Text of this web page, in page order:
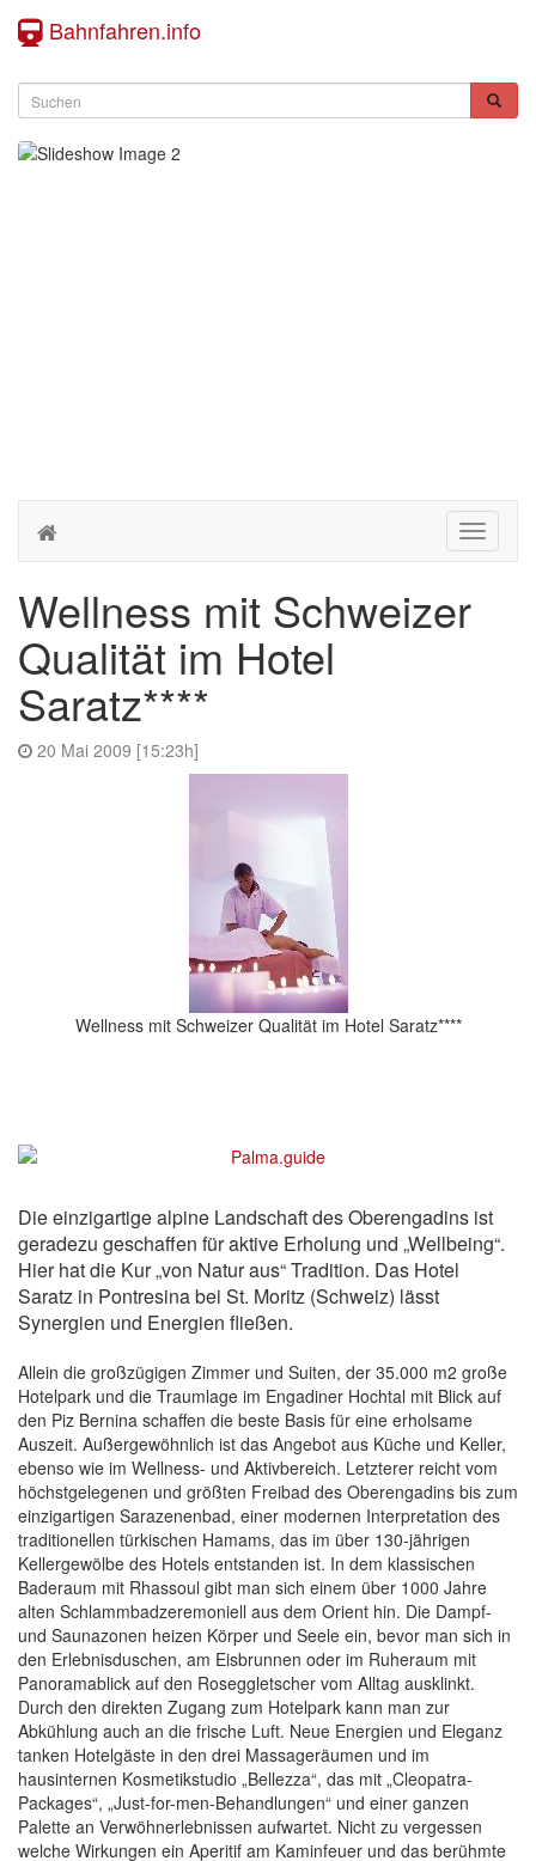
Bahnfahren.info
Toggle
Wellness mit Schweizer
Qualität im Hotel
Saratz****
20 Mai 2009 [15:23h]
Wellness mit Schweizer Qualität im Hotel Saratz****
Die einzigartige alpine Landschaft des Oberengadins ist
geradezu geschaffen für aktive Erholung und „Wellbeing“.
Hier hat die Kur „von Natur aus“ Tradition. Das Hotel
Saratz in Pontresina bei St. Moritz (Schweiz) lässt
Synergien und Energien fließen.
Allein die großzügigen Zimmer und Suiten, der 35.000 m2 große
Hotelpark und die Traumlage im Engadiner Hochtal mit Blick auf
den Piz Bernina schaffen die beste Basis für eine erholsame
Auszeit. Außergewöhnlich ist das Angebot aus Küche und Keller,
ebenso wie im Wellness- und Aktivbereich. Letzterer reicht vom
höchstgelegenen und größten Freibad des Oberengadins bis zum
einzigartigen Sarazenenbad, einer modernen Interpretation des
traditionellen türkischen Hamams, das im über 130-jährigen
Kellergewölbe des Hotels entstanden ist. In dem klassischen
Baderaum mit Rhassoul gibt man sich einem über 1000 Jahre
alten Schlammbadzeremoniell aus dem Orient hin. Die Dampf-
und Saunazonen heizen Körper und Seele ein, bevor man sich in
den Erlebnisduschen, am Eisbrunnen oder im Ruheraum mit
Panoramablick auf den Roseggletscher vom Alltag ausklinkt.
Durch den direkten Zugang zum Hotelpark kann man zur
Abkühlung auch an die frische Luft. Neue Energien und Eleganz
tanken Hotelgäste in den drei Massageräumen und im
hausinternen Kosmetikstudio „Bellezza“, das mit „Cleopatra-
Packages“, „Just-for-men-Behandlungen“ und einer ganzen
Palette an Verwöhnerlebnissen aufwartet. Nicht zu vergessen
welche Wirkungen ein Aperitif am Kaminfeuer und das berühmte